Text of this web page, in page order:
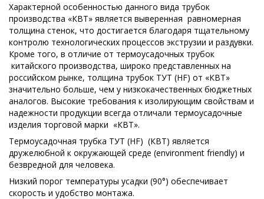
Характерной особенностью данного вида трубок
производства «КВТ» является выверенная равномерная
толщина стенок, что достигается благодаря тщательному
контролю технологических процессов экструзии и раздувки.
Кроме того, в отличие от термоусадочных трубок
китайского производства, широко представленных на
российском рынке, толщина трубок ТУТ (HF) от «КВТ»
значительно больше, чем у низкокачественных бюджетных
аналогов. Высокие требования к изолирующим свойствам и
надежности продукции всегда отличали термоусадочные
изделия торговой марки «КВТ».
Термоусадочная трубка ТУТ (HF) (КВТ) является
дружелюбной к окружающей среде (environment friendly) и
безвредной для человека.
Низкий порог температуры усадки (90°) обеспечивает
скорость и удобство монтажа.